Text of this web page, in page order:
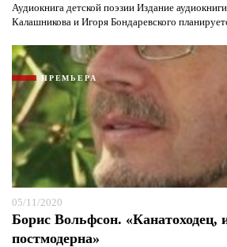
Аудиокнига детской поэзии Издание
Калашникова и Игоря Бондаревского
ПРЕМЬЕРА
05/11/2020
Борис Вольфсон. «Канатоходец,
постмодерна»